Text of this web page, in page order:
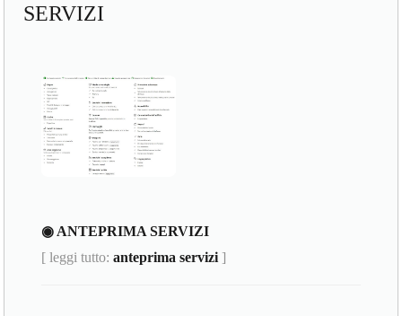
SERVIZI
◉ ANTEPRIMA SERVIZI
[ leggi tutto:anteprima servizi ]